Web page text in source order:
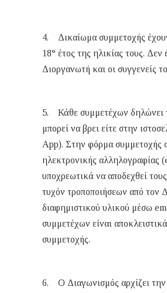
4. Δικαίωμα συμμετοχής
18° έτος της ηλικίας τους.
Διοργανωτή και οι συγγενείς
5. Κάθε συμμετέχων δηλώνει
μπορεί να βρει είτε στην
App). Στην φόρμα συμμετοχής
ηλεκτρονικής αλληλογραφίας
υποχρεωτικά να αποδεχθεί
τυχόν τροποποιήσεων από τον
διαφημιστικού υλικού μέσω
συμμετέχων είναι
συμμετοχής.
6. Ο Διαγωνισμός αρχίζει την